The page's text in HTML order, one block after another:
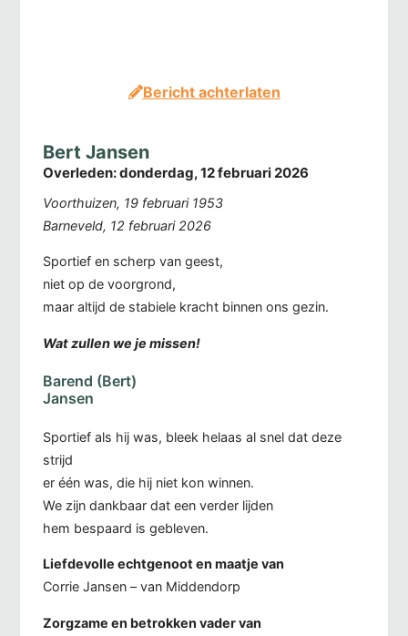
Bericht achterlaten
Bert Jansen
Overleden:donderdag, 12 februari 2026
Voorthuizen, 19 februari 1953
Barneveld, 12 februari 2026
Sportief en scherp van geest,
niet op de voorgrond,
maar altijd de stabiele kracht binnen ons gezin.
Wat zullen we je missen!
Barend (Bert)
Jansen
Sportief als hij was, bleek helaas al snel dat deze
strijd
er één was, die hij niet kon winnen.
We zijn dankbaar dat een verder lijden
hem bespaard is gebleven.
Liefdevolle echtgenoot en maatje van
Corrie Jansen – van Middendorp
Zorgzame en betrokken vader van